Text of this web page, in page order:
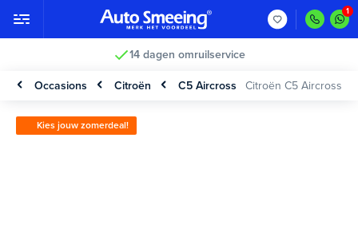
14 dagen omruilservice
Occasions Citroën C5 Aircross Citroën C5 Aircross
Kies jouw zomerdeal!